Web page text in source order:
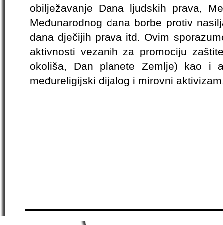
obilježavanje Dana ljudskih prava,
Međunarodnog dana borbe protiv
dana dječijih prava itd. Ovim
aktivnosti vezanih za promociju
okoliša, Dan planete Zemlje) kao i
međureligijski dijalog i mirovni